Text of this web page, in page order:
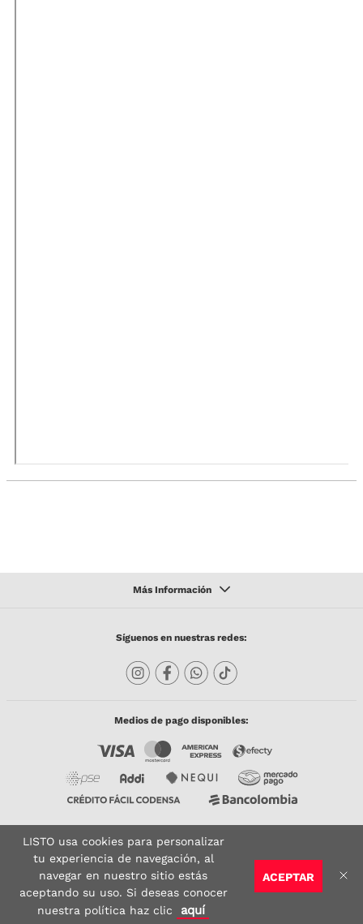
Síguenos en nuestras redes:
Medios de pago disponibles:
Copyright © 2023 TODACO S.A.S. Listo Mundo Cerámico. All Rights Reserved. Powered
by
Sitio seguro: Vigilado por: Certificado:
ACEPTAR
LISTO usa cookies para personalizar
tu experiencia de navegación, al
navegar en nuestro sitio estás
aceptando su uso. Si deseas conocer
nuestra política haz clic
aquí